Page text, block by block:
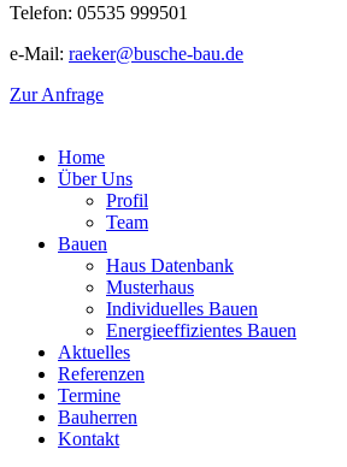
Telefon: 05535 999501
e-Mail: raeker@busche-bau.de
Zur Anfrage
Home
Über Uns
Profil
Team
Bauen
Haus Datenbank
Musterhaus
Individuelles Bauen
Energieeffizientes Bauen
Aktuelles
Referenzen
Termine
Bauherren
Kontakt